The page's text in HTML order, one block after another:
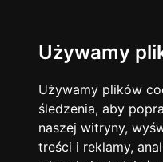
Używamy
Używamy plików
śledzenia, aby
naszej witryny,
treści i reklamy,
Język
Chemia
Język
zakres dni
Wtorek
Środa
Czwartek
Piątek
więcej